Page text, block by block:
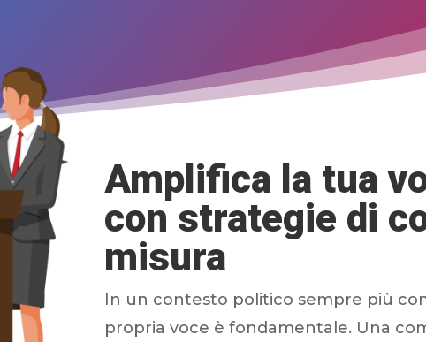
Amplifica la tua
con strategie di
misura
In un contesto politico sempre più
propria voce è fondamentale. Una